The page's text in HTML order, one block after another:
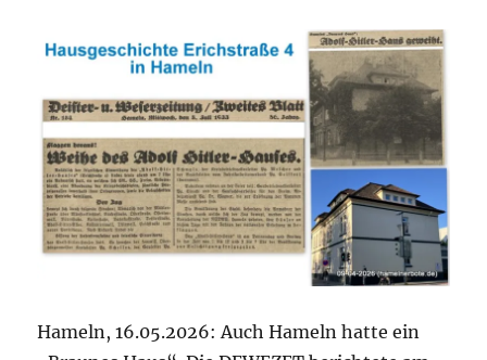
Hameln, 16.05.2026: Auch Hameln hatte ein